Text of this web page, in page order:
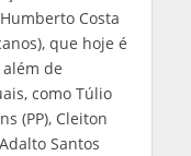
Costa
que hoje é
de
como Túlio
(PP), Cleiton
Santos